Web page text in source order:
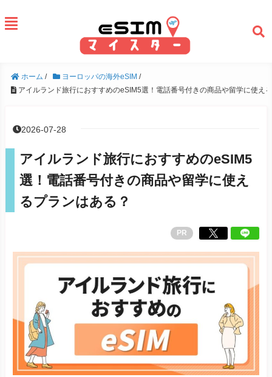
ホーム / ヨーロッパの海外eSIM /
アイルランド旅行におすすめのeSIM5選！電話番号付きの商品や留学に使え
2026-07-28
アイルランド旅行におすすめのeSIM5
選！電話番号付きの商品や留学に使え
るプランはある？
PR